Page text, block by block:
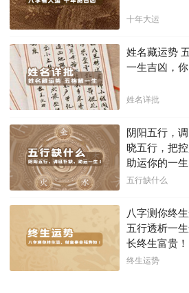
十年大运
姓名藏运势
一生吉凶，
姓名详批
阴阳五行，
晓五行，把
助运你的一生
五行缺什么
八字测你终
五行透析一
长终生富贵！
终生运势